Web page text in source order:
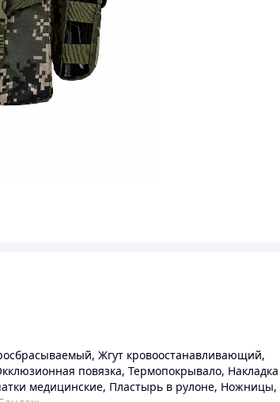
, Жгут кровоостанавливающий,
повязка, Термопокрывало, Накладка
медицинские, Пластырь в рулоне, Ножницы,